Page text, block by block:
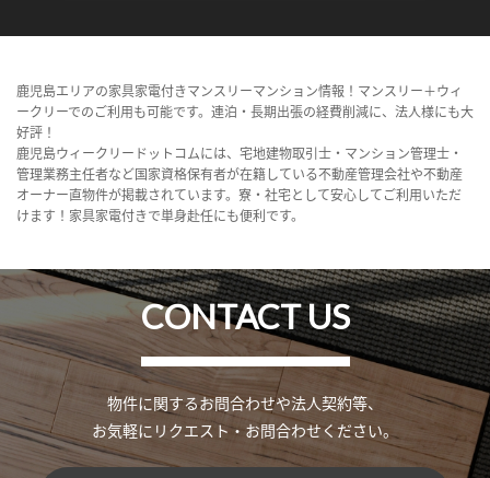
鹿児島エリアの家具家電付きマンスリーマンション情報！マンスリー＋ウィ
ークリーでのご利用も可能です。連泊・長期出張の経費削減に、法人様にも大
好評！
鹿児島ウィークリードットコムには、宅地建物取引士・マンション管理士・
管理業務主任者など国家資格保有者が在籍している不動産管理会社や不動産
オーナー直物件が掲載されています。寮・社宅として安心してご利用いただ
けます！家具家電付きで単身赴任にも便利です。
CONTACT US
物件に関するお問合わせや法人契約等、
お気軽にリクエスト・お問合わせください。